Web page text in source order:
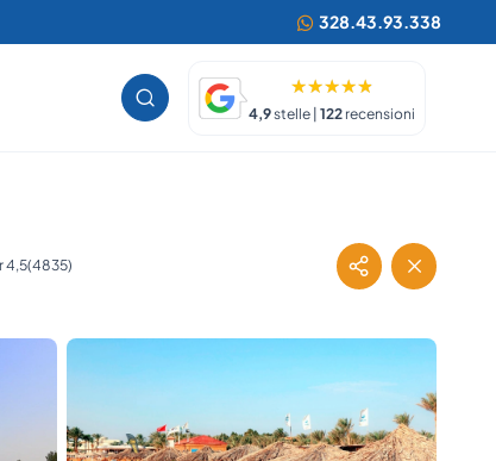
328.43.93.338
4,9stelle | 122recensioni
(4835)